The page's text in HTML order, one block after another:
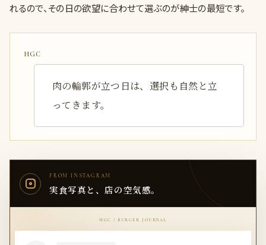
れるので、その日の欲望に合わせて選ぶのが紳士の最短です。
肉の輪郭が立つ日は、選択も自然と立
ってきます。
FROM INSTAGRAM
実食写真と、店の空気感。